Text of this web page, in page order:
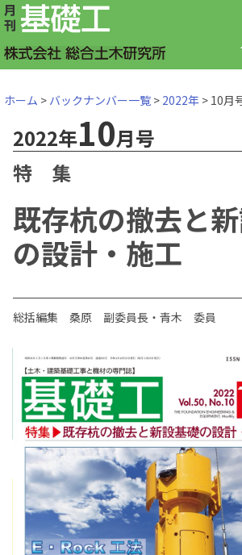
ホーム > バックナンバー一覧 > 2022年 > 10月
2022年10月号
特 集
既存杭の撤去と
の設計・施工
総括編集 桑原 副委員長・青木 委員